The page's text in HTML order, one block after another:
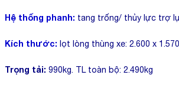
Hệ thống phanh: tang trống/ thủy lực trợ
Kích thước: lọt lòng thùng xe: 2.600 x
Trọng tải: 990kg. TL toàn bộ: 2.490kg